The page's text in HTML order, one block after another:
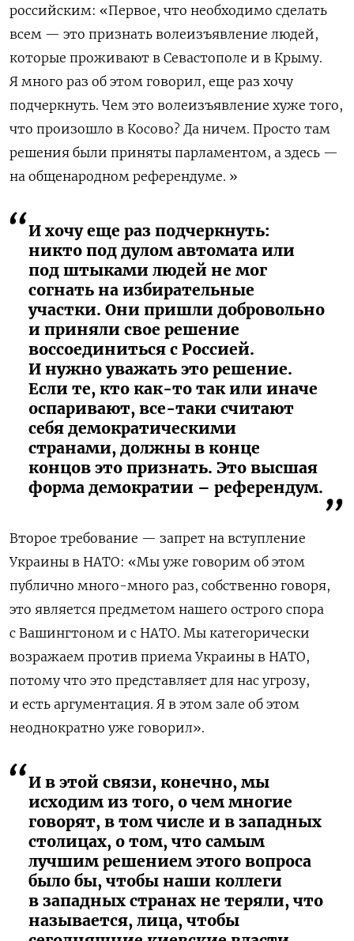
российским: «Первое, что необходимо сделать
всем — это признать волеизъявление людей,
которые проживают в Севастополе и в Крыму.
Я много раз об этом говорил, еще раз хочу
подчеркнуть. Чем это волеизъявление хуже того,
что произошло в Косово? Да ничем. Просто там
решения были приняты парламентом, а здесь —
на общенародном референдуме. »
И хочу еще раз подчеркнуть:
никто под дулом автомата или
под штыками людей не мог
согнать на избирательные
участки. Они пришли добровольно
и приняли свое решение
воссоединиться с Россией.
И нужно уважать это решение.
Если те, кто как-то так или иначе
оспаривают, все-таки считают
себя демократическими
странами, должны в конце
концов это признать. Это высшая
форма демократии – референдум.
Второе требование — запрет на вступление
Украины в НАТО: «Мы уже говорим об этом
публично много-много раз, собственно говоря,
это является предметом нашего острого спора
с Вашингтоном и с НАТО. Мы категорически
возражаем против приема Украины в НАТО,
потому что это представляет для нас угрозу,
и есть аргументация. Я в этом зале об этом
неоднократно уже говорил».
И в этой связи, конечно, мы
исходим из того, о чем многие
говорят, в том числе и в западных
столицах, о том, что самым
лучшим решением этого вопроса
было бы, чтобы наши коллеги
в западных странах не теряли, что
называется, лица, чтобы